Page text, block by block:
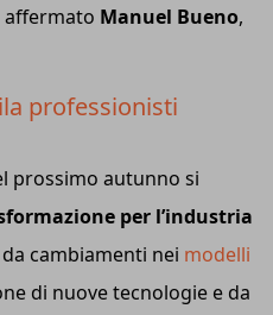
affermato Manuel Bueno,
professionisti
prossimo autunno si
per l’industria
cambiamenti nei modelli
di nuove tecnologie e da